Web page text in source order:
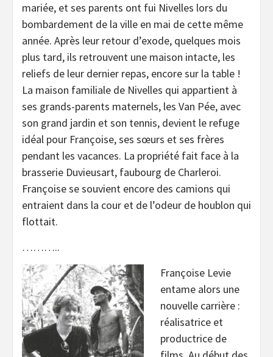
mariée, et ses parents ont fui Nivelles lors du
bombardement de la ville en mai de cette même
année. Après leur retour d’exode, quelques mois
plus tard, ils retrouvent une maison intacte, les
reliefs de leur dernier repas, encore sur la table !
La maison familiale de Nivelles qui appartient à
ses grands-parents maternels, les Van Pée, avec
son grand jardin et son tennis, devient le refuge
idéal pour Françoise, ses sœurs et ses frères
pendant les vacances. La propriété fait face à la
brasserie Duvieusart, faubourg de Charleroi.
Françoise se souvient encore des camions qui
entraient dans la cour et de l’odeur de houblon qui
flottait.
………..
Françoise Levie
entame alors une
nouvelle carrière :
réalisatrice et
productrice de